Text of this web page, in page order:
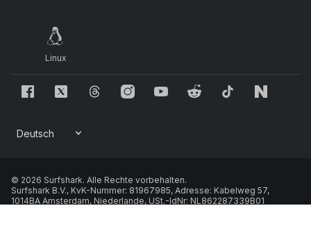
Linux
© 2026 Surfshark. Alle Rechte vorbehalten.
Surfshark B.V., KvK-Nummer: 81967985, Adresse: Kabelweg 57,
1014BA Amsterdam, Niederlande, USt.-IdNr: NL862287339B01